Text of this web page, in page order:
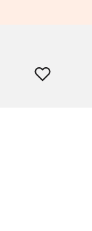
koszyku: 0.
Ulubione